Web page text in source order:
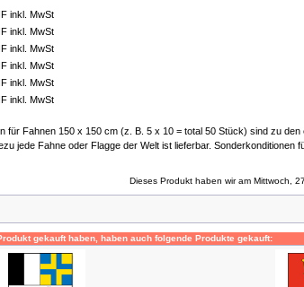
inkl. MwSt
inkl. MwSt
inkl. MwSt
inkl. MwSt
inkl. MwSt
inkl. MwSt
für Fahnen 150 x 150 cm (z. B. 5 x 10 = total 50 Stück) sind zu
jede Fahne oder Flagge der Welt ist lieferbar.
Dieses Produkt haben wir am Mittwoch,
gekauft haben, haben auch folgende Produkte gekauft: